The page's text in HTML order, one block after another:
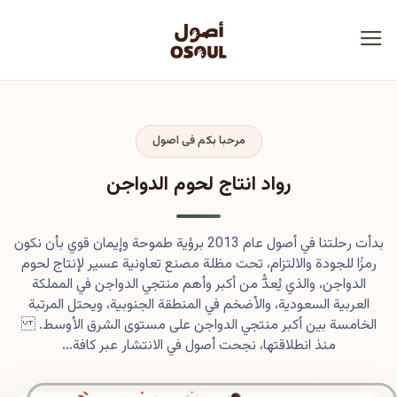
مرحبا بكم فى اصول
رواد انتاج لحوم الدواجن
بدأت رحلتنا في أصول عام 2013 برؤية طموحة وإيمان قوي بأن نكون
رمزًا للجودة والالتزام، تحت مظلة مصنع تعاونية عسير لإنتاج لحوم
الدواجن، والذي يُعدُّ من أكبر وأهم منتجي الدواجن في المملكة
العربية السعودية، والأضخم في المنطقة الجنوبية، ويحتل المرتبة
الخامسة بين أكبر منتجي الدواجن على مستوى الشرق الأوسط.
منذ انطلاقتها، نجحت أصول في الانتشار عبر كافة...